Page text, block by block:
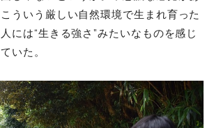
ういう厳しい自然環境で生まれ育った
には“生きる強さ”みたいなものを感じ
いた。